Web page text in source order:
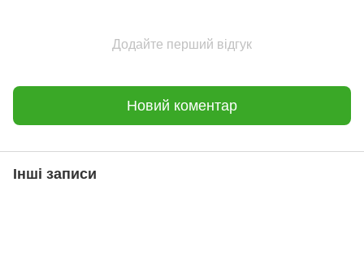
Додайте перший відгук
Новий коментар
Інші записи